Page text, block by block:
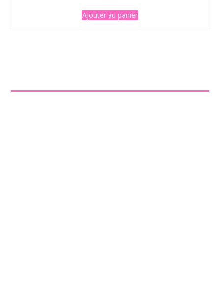
Ajouter au panier